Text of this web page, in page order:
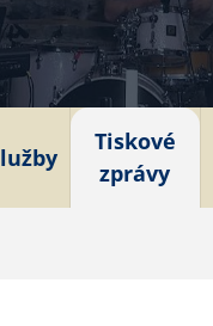
Tiskové
zprávy